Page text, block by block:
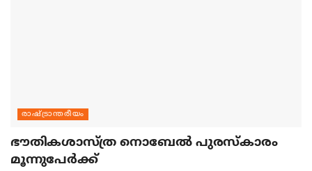
രാഷ്ട്രാന്തരീയം
ഭൗതികശാസ്ത്ര നൊബേല്‍ പുരസ്‌കാരം
മൂന്നുപേര്‍ക്ക്